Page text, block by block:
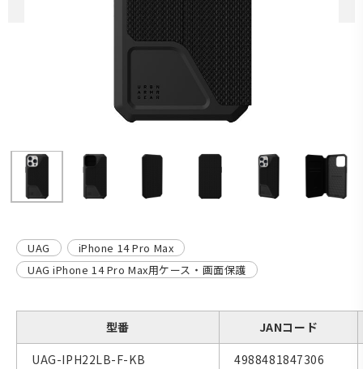
UAG
iPhone 14 Pro Max
UAG iPhone 14 Pro Max用ケース・画面保護
型番
JANコード
UAG-IPH22LB-F-KB
4988481847306